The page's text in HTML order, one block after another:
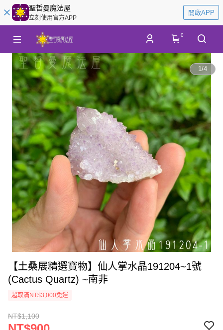
聖哲曼魔法屋
立刻使用官方APP
開啟APP
0
1/4
【土桑展精選寶物】仙人掌水晶191204~1號
(Cactus Quartz) ~南非
超取滿NT$3,000免運
NT$1,100